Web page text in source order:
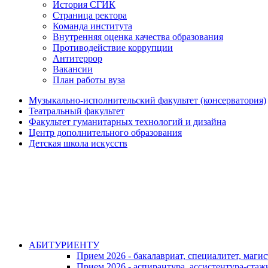
История СГИК
Страница ректора
Команда института
Внутренняя оценка качества образования
Противодействие коррупции
Антитеррор
Вакансии
План работы вуза
Музыкально-исполнительский факультет (консерватория)
Театральный факультет
Факультет гуманитарных технологий и дизайна
Центр дополнительного образования
Детская школа искусств
АБИТУРИЕНТУ
Прием 2026 - бакалавриат, специалитет,